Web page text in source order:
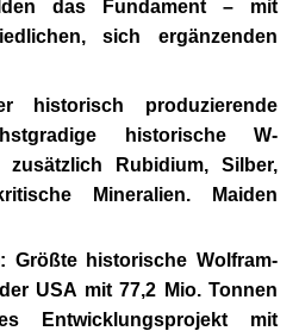
das Fundament – mit
sich ergänzenden
historisch produzierende
historische W-
Rubidium, Silber,
Mineralien. Maiden
Größte historische Wolfram-
USA mit 77,2 Mio. Tonnen
Entwicklungsprojekt mit